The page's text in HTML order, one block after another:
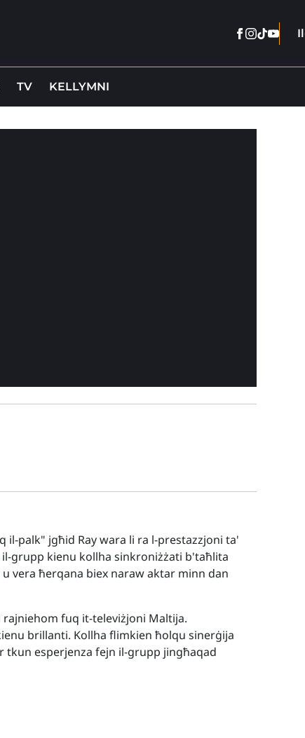
Facebook
Instagram
Tiktok
TV KELLYMNI
il-palk" jgħid Ray wara li ra l-prestazzjoni ta'
grupp kienu kollha sinkroniżżati b'taħlita
vera ħerqana biex naraw aktar minn dan
fuq it-televiżjoni Maltija.
brillanti. Kollha flimkien ħolqu sinerġija
tkun esperjenza fejn il-grupp jingħaqad